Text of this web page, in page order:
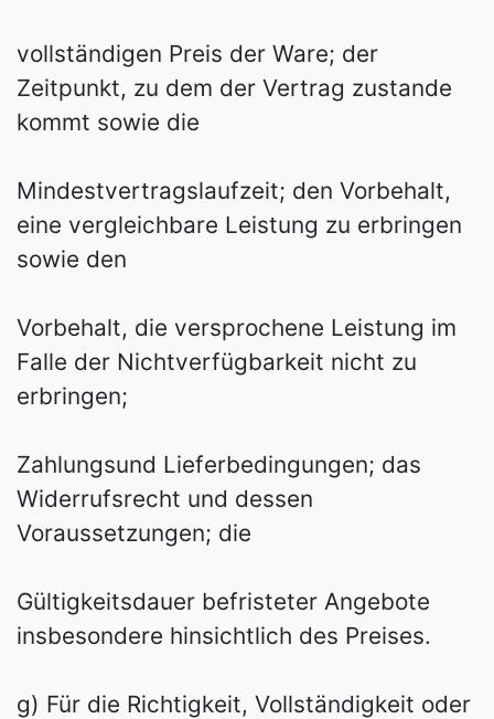
vollständigen Preis der Ware; der
Zeitpunkt, zu dem der Vertrag zustande
kommt sowie die
Mindestvertragslaufzeit; den Vorbehalt,
eine vergleichbare Leistung zu erbringen
sowie den
Vorbehalt, die versprochene Leistung im
Falle der Nichtverfügbarkeit nicht zu
erbringen;
Zahlungs­und Lieferbedingungen; das
Widerrufsrecht und dessen
Voraussetzungen; die
Gültigkeitsdauer befristeter Angebote
insbesondere hinsichtlich des Preises.
g) Für die Richtigkeit, Vollständigkeit oder